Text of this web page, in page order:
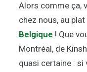
Alors comme ça,
chez nous, au plat
Belgique ! Que
Montréal, de
quasi certaine :